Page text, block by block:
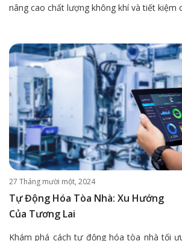
nâng cao chất lượng không khí và tiết kiệm
27 Tháng mười một, 2024
Tự Động Hóa Tòa Nhà: Xu Hướng
Của Tương Lai
Khám phá cách tự động hóa tòa nhà tối